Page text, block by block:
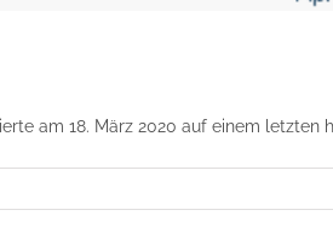
am 18. März 2020 auf einem letzten